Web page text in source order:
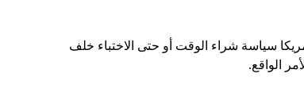
سياسة شراء الوقت أو حتى الاختباء خلف
الواقع.